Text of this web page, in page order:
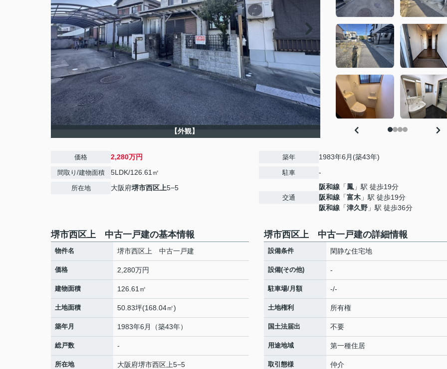
【外観】
価格 2,280万円
間取り/建物面積 5LDK/126.61㎡
所在地 大阪府堺市西区 上5−5
築年 1983年6月(築43年)
駐車 -
交通
阪和線 「鳳 」駅 徒歩19分
阪和線 「富木 」駅 徒歩19分
阪和線 「津久野 」駅 徒歩36分
堺市西区上 中古一戸建の基本情報
物件名 堺市西区上 中古一戸建
価格 2,280万円
建物面積 126.61㎡
土地面積 50.83坪(168.04㎡)
築年月 1983年6月（築43年）
総戸数 -
所在地 大阪府堺市西区 上5−5
堺市西区上 中古一戸建の詳細情報
設備条件 閑静な住宅地
設備(その他) -
駐車場/月額 -/-
土地権利 所有権
国土法届出 不要
用途地域 第一種住居
取引態様 仲介